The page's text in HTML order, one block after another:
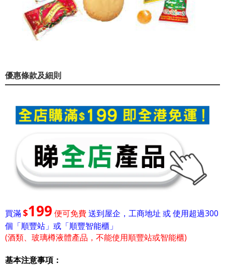
優惠條款及細則
買滿$199 便可免費送到屋企，工商地址 或 使用超過300
個「順豐站」或「順豐智能櫃」
(酒類、玻璃樽液體產品，不能使用順豐站或智能櫃)
基本注意事項：